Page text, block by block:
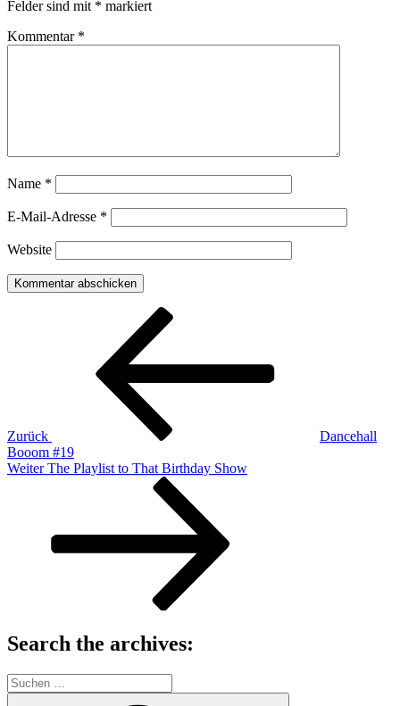
Felder sind mit * markiert
Kommentar *
Name *
E-Mail-Adresse *
Website
Beitragsnavigation
Zurück
Dancehall
Booom #19
Nächster
Weiter The Playlist to That Birthday Show
Search the archives:
Suche
nach: